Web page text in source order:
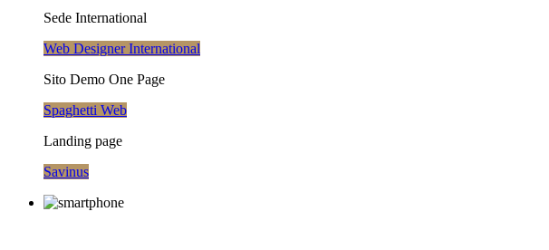
Sede International
Web Designer International
Sito Demo One Page
Spaghetti Web
Landing page
Savinus